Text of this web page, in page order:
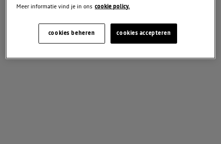
VUL JE GEGEVENS AAN
Meer informatie vind je in ons cookie policy.
cookies accepteren
cookies beheren